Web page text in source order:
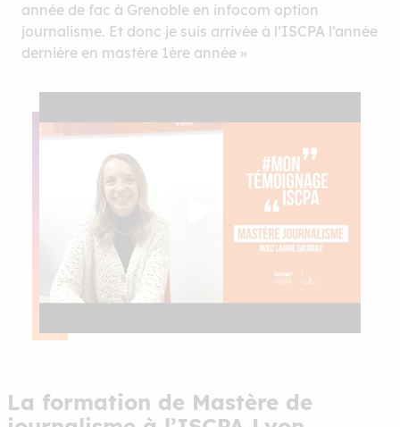
année de fac à Grenoble en infocom option
journalisme. Et donc je suis arrivée à l’ISCPA l’année
dernière en mastère 1ère année »
La formation de Mastère de